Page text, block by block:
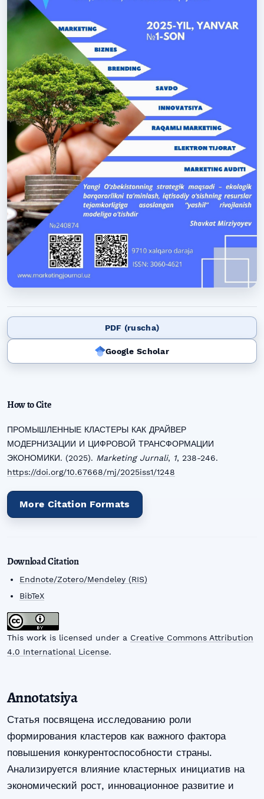
PDF (ruscha)
Google Scholar
How to Cite
ПРОМЫШЛЕННЫЕ КЛАСТЕРЫ КАК ДРАЙВЕР
МОДЕРНИЗАЦИИ И ЦИФРОВОЙ ТРАНСФОРМАЦИИ
ЭКОНОМИКИ. (2025). Marketing Jurnali, 1, 238-246.
https://doi.org/10.67668/mj/2025iss1/1248
More Citation Formats
Download Citation
Endnote/Zotero/Mendeley (RIS)
BibTeX
This work is licensed under a Creative Commons Attribution
4.0 International License.
Annotatsiya
Статья посвящена исследованию роли
формирования кластеров как важного фактора
повышения конкурентоспособности страны.
Анализируется влияние кластерных инициатив на
экономический рост, инновационное развитие и